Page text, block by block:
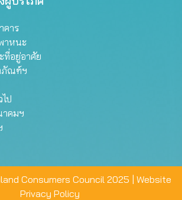
คาร
าหนะ
ที่อยู่อาศัย
ภัณฑ์ฯ
ป
าคมฯ
Consumers Council 2025 | Website
Privacy Policy